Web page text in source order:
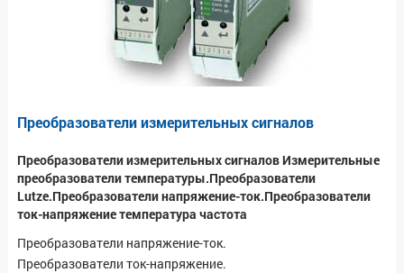
Преобразователи измерительных сигналов
Преобразователи измерительных сигналов Измерительные
преобразователи температуры.Преобразователи
Lutze.Преобразователи напряжение-ток.Преобразователи
ток-напряжение температура частота
Преобразователи напряжение-ток.
Преобразователи ток-напряжение.